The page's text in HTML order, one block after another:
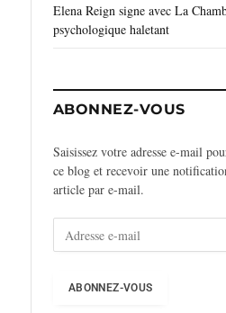
Elena Reign signe avec La
psychologique haletant
ABONNEZ-VOUS
Saisissez votre adresse e-mail
ce blog et recevoir une
article par e-mail.
ABONNEZ-VOUS